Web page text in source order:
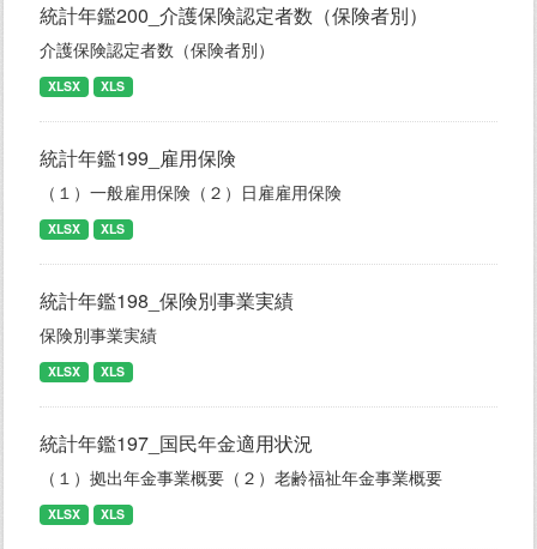
統計年鑑200_介護保険認定者数（保険者別）
介護保険認定者数（保険者別）
XLSX XLS
統計年鑑199_雇用保険
（１）一般雇用保険（２）日雇雇用保険
XLSX XLS
統計年鑑198_保険別事業実績
保険別事業実績
XLSX XLS
統計年鑑197_国民年金適用状況
（１）拠出年金事業概要（２）老齢福祉年金事業概要
XLSX XLS